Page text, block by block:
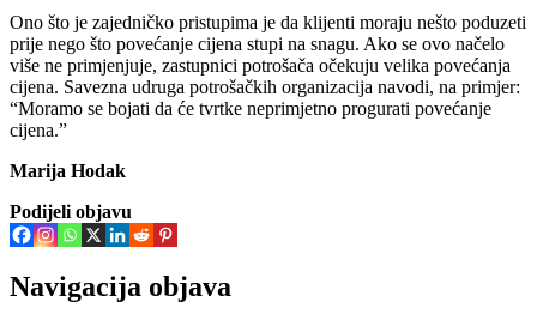
Ono što je zajedničko pristupima je da klijenti moraju nešto poduzeti
prije nego što povećanje cijena stupi na snagu. Ako se ovo načelo
više ne primjenjuje, zastupnici potrošača očekuju velika povećanja
cijena. Savezna udruga potrošačkih organizacija navodi, na primjer:
“Moramo se bojati da će tvrtke neprimjetno progurati povećanje
cijena.”
Marija Hodak
Podijeli objavu
Navigacija objava